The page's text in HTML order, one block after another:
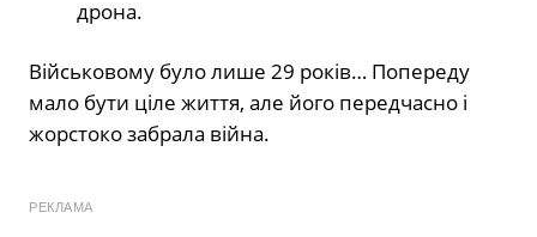
дрона.
Військовому було лише 29 років… Попереду
мало бути ціле життя, але його передчасно і
жорстоко забрала війна.
РЕКЛАМА